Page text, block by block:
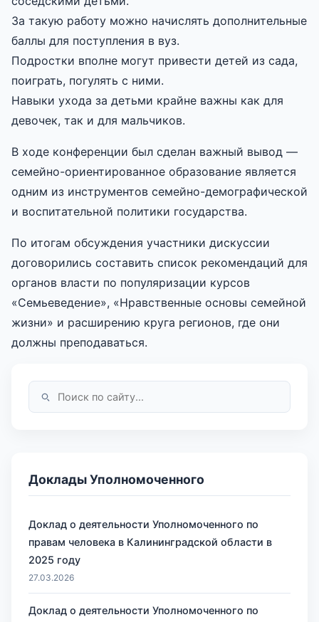
За такую работу можно начислять дополнительные
баллы для поступления в вуз.
Подростки вполне могут привести детей из сада,
поиграть, погулять с ними.
Навыки ухода за детьми крайне важны как для
девочек, так и для мальчиков.
В ходе конференции был сделан важный вывод —
семейно-ориентированное образование является
одним из инструментов семейно-демографической
и воспитательной политики государства.
По итогам обсуждения участники дискуссии
договорились составить список рекомендаций для
органов власти по популяризации курсов
«Семьеведение», «Нравственные основы семейной
жизни» и расширению круга регионов, где они
должны преподаваться.
Доклады Уполномоченного
Доклад о деятельности Уполномоченного по
правам человека в Калининградской области в
2025 году
27.03.2026
Доклад о деятельности Уполномоченного по